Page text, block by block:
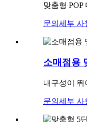
맞춤형
문의 세부 사
소매점용
내구성이
문의 세부 사